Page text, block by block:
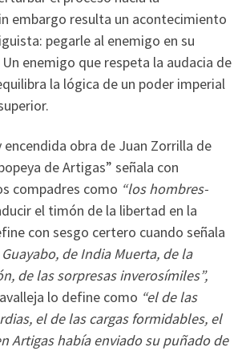
embargo resulta un acontecimiento
pegarle al enemigo en su
enemigo que respeta la audacia de
la lógica de un poder imperial
encendida obra de Juan Zorrilla de
de Artigas” señala con
compadres como “los hombres-
el timón de la libertad en la
con sesgo certero cuando señala
de India Muerta, de la
de las sorpresas inverosímiles”,
lo define como “el de las
el de las cargas formidables, el
Artigas había enviado su puñado de